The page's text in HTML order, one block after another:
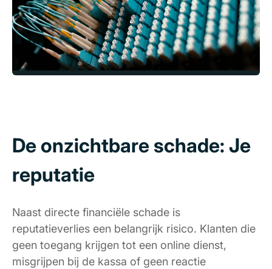
De onzichtbare schade: Je
reputatie
Naast directe financiële schade is
reputatieverlies een belangrijk risico. Klanten die
geen toegang krijgen tot een online dienst,
misgrijpen bij de kassa of geen reactie